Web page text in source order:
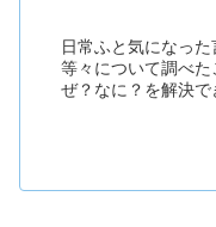
日常ふと気になっ
等々について調べ
ぜ？なに？を解決で